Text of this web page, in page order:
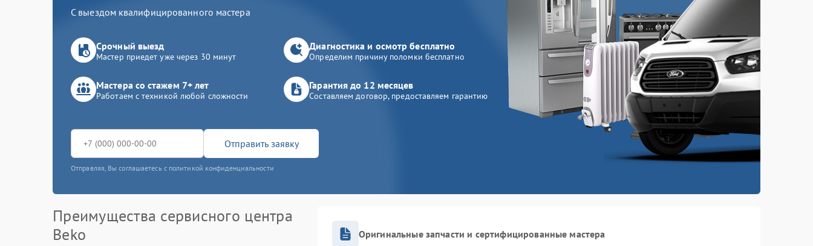
С выездом квалифицированного мастера
Срочный выезд
Мастер приедет уже через 30 минут
Диагностика и осмотр бесплатно
Определим причину поломки бесплатно
Мастера со стажем 7+ лет
Работаем с техникой любой сложности
Гарантия до 12 месяцев
Составляем договор, предоставляем гарантию
Отправить заявку
Отправляя, Вы соглашаетесь с политикой конфиденциальности
Преимущества сервисного центра
Beko
Оригинальные запчасти и сертифицированные мастера